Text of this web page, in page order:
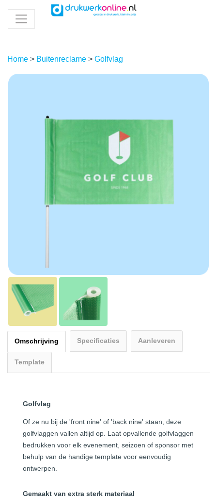
Home > Buitenreclame > Golfvlag
Omschrijving Specificaties Aanleveren
Template
Golfvlag
Of ze nu bij de 'front nine' of 'back nine' staan, deze
golfvlaggen vallen altijd op. Laat opvallende golfvlaggen
bedrukken voor elk evenement, seizoen of sponsor met
behulp van de handige template voor eenvoudig
ontwerpen.
Gemaakt van extra sterk materiaal